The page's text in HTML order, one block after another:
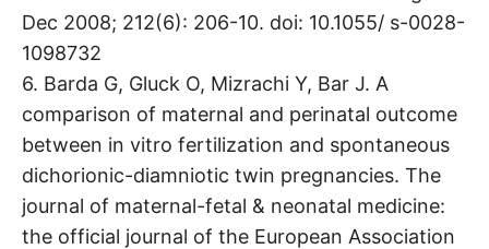
Dec 2008; 212(6): 206-10. doi: 10.1055/ s-0028-
1098732
6. Barda G, Gluck O, Mizrachi Y, Bar J. A
comparison of maternal and perinatal outcome
between in vitro fertilization and spontaneous
dichorionic-diamniotic twin pregnancies. The
journal of maternal-fetal & neonatal medicine:
the official journal of the European Association